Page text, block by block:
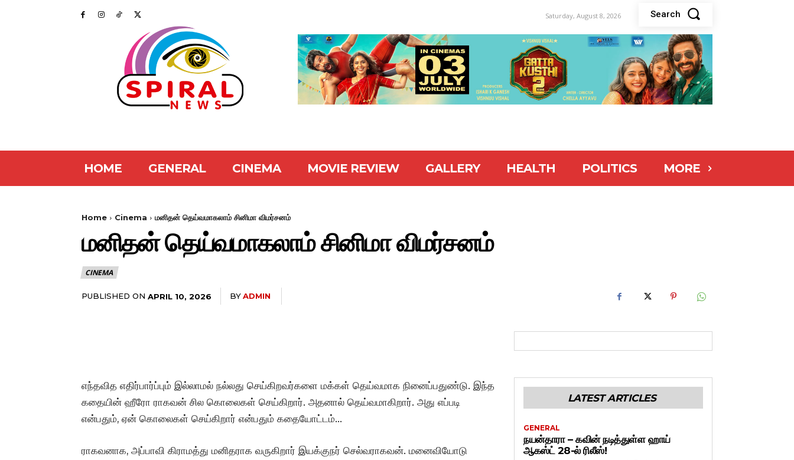
Saturday, August 8, 2026 Search
HOME GENERAL CINEMA MOVIE REVIEW GALLERY HEALTH POLITICS MORE
Home Cinema மனிதன் தெய்வமாகலாம் சினிமா விமர்சனம்
மனிதன் தெய்வமாகலாம் சினிமா விமர்சனம்
CINEMA
PUBLISHED ON APRIL 10, 2026 BYADMIN
எந்தவித எதிர்பார்ப்பும் இல்லாமல் நல்லது செய்கிறவர்களை மக்கள் தெய்வமாக நினைப்பதுண்டு. இந்த
கதையின் ஹீரோ ராகவன் சில கொலைகள் செய்கிறார். அதனால் தெய்வமாகிறார். அது எப்படி
என்பதும், ஏன் கொலைகள் செய்கிறார் என்பதும் கதையோட்டம்…
ராகவனாக, அப்பாவி கிராமத்து மனிதராக வருகிறார் இயக்குநர் செல்வராகவன். மனைவியோடு
LATEST ARTICLES
GENERAL
நயன்தாரா – கவின் நடித்துள்ள ஹாய்
ஆகஸ்ட் 28-ல் ரிலீஸ்!